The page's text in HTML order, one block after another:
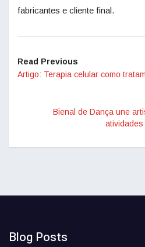
fabricantes e cliente final.
Read Previous
Artigo: Terapia celular como
Bienal de Dança une
Blog Posts